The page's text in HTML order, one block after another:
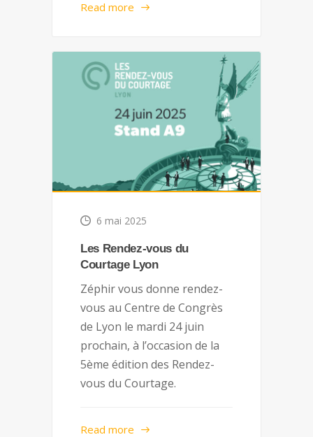
Read more
6 mai 2025
Les Rendez-vous du
Courtage Lyon
Zéphir vous donne rendez-
vous au Centre de Congrès
de Lyon le mardi 24 juin
prochain, à l’occasion de la
5ème édition des Rendez-
vous du Courtage.
Read more